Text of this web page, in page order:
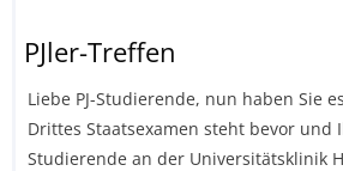
PJler-Treffen
Liebe PJ-Studierende, nun haben Sie
Drittes Staatsexamen steht bevor und
Studierende an der Universitätsklinik